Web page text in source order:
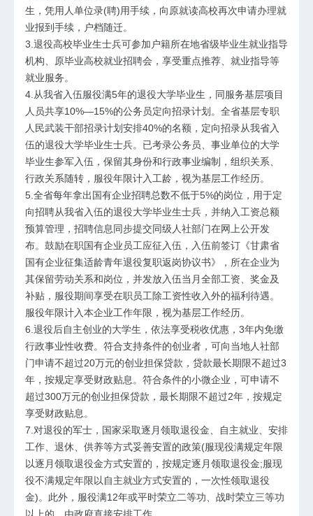
生，凭用人单位录(聘)用手续，向原就读高校再次申请办理就
业报到手续，户档随迁。
3.退役高校毕业生士兵可参加户籍所在地省级毕业生就业指导
机构、原毕业高校就业招聘会，享受重点推荐、就业指导等
就业服务。
4.从我省入伍服役满5年的退役大学毕业生，同服务基层项目
人员共享10%—15%的公务员定向招录计划。全省基层专职
人民武装干部招录计划安排40%的名额，定向招录从我省入
伍的退役大学毕业生士兵。已考录公务员、事业单位的大学
毕业生参军入伍，保留其身份和行政事业编制，组织关系、
行政关系随转，服役年限计入工龄，视为基层工作经历。
5.全省每年拿出国有企业招聘总数不低于5%的岗位，用于定
向招聘从我省入伍的退役大学毕业生士兵，并纳入工资总额
预算管理，招聘信息同步提交同级人社部门在网上公开发
布。鼓励在职国有企业员工应征入伍，入伍前签订《甘肃省
国有企业征集适龄青年退役复职返岗协议书》，所在企业为
其保留劳动关系和岗位，并发放入伍当月全部工资、奖金及
补贴，服役期间享受在职员工除工资性收入外的福利待遇。
服役年限计入本企业工作年限，视为基层工作经历。
6.退役后自主创业的大学生，依法享受税收优惠，3年内免缴
行政事业性收费。符合支持条件的创业者，可向当地人社部
门申请不超过20万元的创业担保贷款，贷款最长期限不超过3
年，按规定享受财政贴息。符合条件的小微企业，可申请不
超过300万元的创业担保贷款，最长期限不超过2年，按规定
享受财政贴息。
7.对退役的军士，国家采取逐月领取退役金、自主就业、安排
工作、退休、供养等方式妥善安置的政策(服现役满规定年限
以逐月领取退役金方式安置的，按规定逐月领取退役金;服现
役不满规定年限以自主就业方式安置的，一次性领取退役
金)。此外，服役满12年或平时荣立二等功、战时荣立三等功